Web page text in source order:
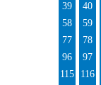
39
40
58
59
77
78
96
97
115
116